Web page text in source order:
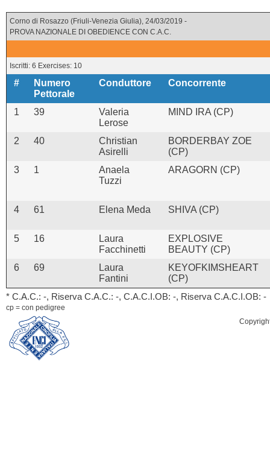
Corno di Rosazzo (Friuli-Venezia Giulia), 24/03/2019 -
PROVA NAZIONALE DI OBEDIENCE CON C.A.C.
Iscritti: 6 Exercises: 10
#
Numero
Pettorale
Conduttore Concorrente
1 39
Valeria
Lerose
MIND IRA (CP)
2 40
Christian
Asirelli
BORDERBAY ZOE
(CP)
3
1
Anaela
Tuzzi
ARAGORN (CP)
4 61 Elena Meda SHIVA (CP)
5 16
Laura
Facchinetti
EXPLOSIVE
BEAUTY (CP)
6
69
Laura
Fantini
KEYOFKIMSHEART
(CP)
* C.A.C.: -, Riserva C.A.C.: -, C.A.C.I.OB: -, Riserva C.A.C.I.OB: -
cp = con pedigree